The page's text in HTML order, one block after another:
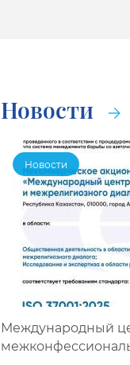
Новости
Новости
Международный